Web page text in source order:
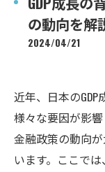
の動向を解
2024/04/21
近年、日本の
様々な要因が影
金融政策の動向
います。ここで